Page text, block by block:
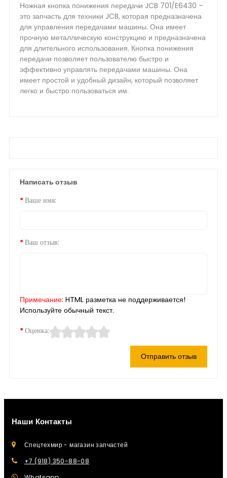
Ножная кнопка понижения передачи JCB 701/E6430 –
это запчасть для техники JCB, которая предназначена
для управления передачами машины. Она имеет
прочную металлическую конструкцию и предназначена
для длительного использования. Кнопка понижения
передачи позволяет пользователю быстро и
эффективно управлять передачами машины. Она
имеет простой и удобный дизайн, который позволяет
легко и быстро пользоваться им.
Написать отзыв
Ваше имя:
Ваш отзыв:
Примечание: HTML разметка не поддерживается!
Используйте обычный текст.
Оценка:
Отправить отзыв
Наши Контакты
Спецтехмир - магазин запчастей
+7 (918) 350-88-08